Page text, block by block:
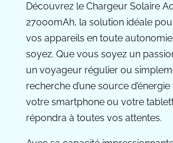
Découvrez le Chargeur Solaire
27000mAh, la solution idéale
vos appareils en toute
soyez. Que vous soyez un
un voyageur régulier ou
recherche d’une source
votre smartphone ou votre
répondra à toutes vos attentes.